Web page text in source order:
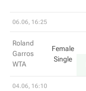
06.06, 16:25
Roland
Garros
WTA
Female
Single
04.06, 16:10